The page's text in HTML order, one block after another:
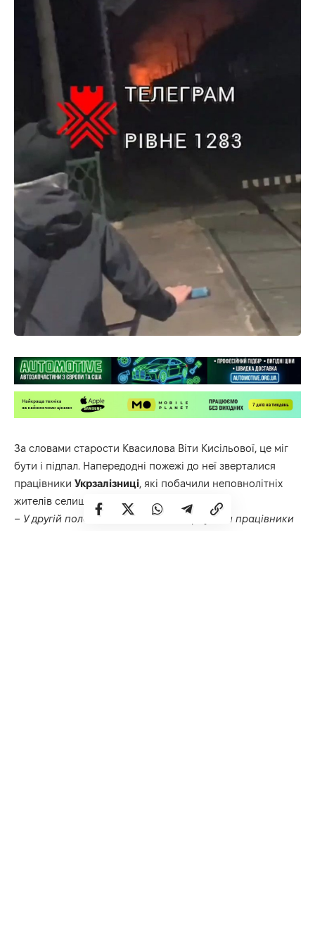
За словами старости Квасилова Віти Кисільової, це міг
бути і підпал. Напередодні пожежі до неї зверталися
працівники Укрзалізниці, які побачили неповнолітніх
жителів селища, що бавилися вогнем.
– У другій половині дня до мене звернулися працівники